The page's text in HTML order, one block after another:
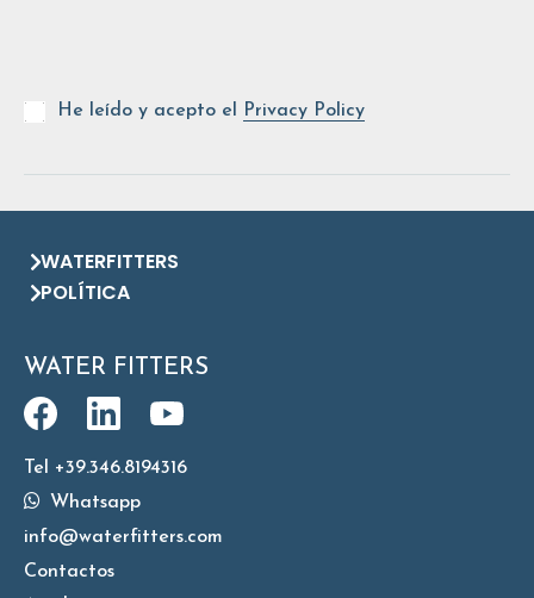
He leído y acepto el Privacy Policy
WATERFITTERS
POLÍTICA
WATER FITTERS
Tel +39.346.8194316
Whatsapp
info@waterfitters.com
Contactos